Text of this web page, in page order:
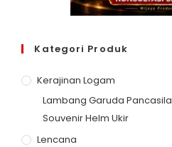
Kategori Produk
Kerajinan Logam
Lambang Garuda Pancasila
Souvenir Helm Ukir
Lencana